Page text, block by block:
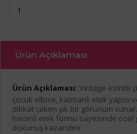
Ürün Açıklaması
Ürün Açıklaması: Vintage esintili
çocuk elbise, katmanlı etek yapısı
dikkat çeken şık bir görünüm
hacimli etek formu sayesinde
dokunuş kazandırır.